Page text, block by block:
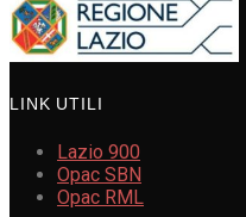
LINK UTILI
Lazio 900
Opac SBN
Opac RML